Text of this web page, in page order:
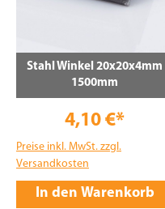
Stahl Winkel 20x20x4mm
1500mm
4,10 €*
Preise inkl. MwSt. zzgl.
Versandkosten
In den Warenkorb